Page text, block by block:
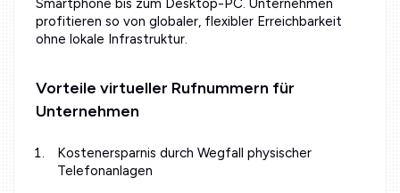
Smartphone bis zum Desktop-PC. Unternehmen
profitieren so von globaler, flexibler Erreichbarkeit
ohne lokale Infrastruktur.
Vorteile virtueller Rufnummern für
Unternehmen
Kostenersparnis durch Wegfall physischer
Telefonanlagen